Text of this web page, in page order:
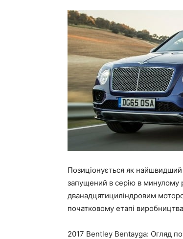
Позиціонується як
запущений в серію в минулому
дванадцятициліндровим
початковому етапі
2017 Bentley Bentayga: Огляд